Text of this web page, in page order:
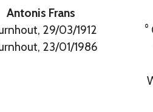
Antonis Frans
29/03/1912
23/01/1986